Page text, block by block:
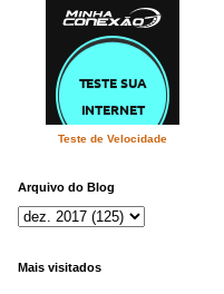
Teste de Velocidade
Arquivo do Blog
Mais visitados